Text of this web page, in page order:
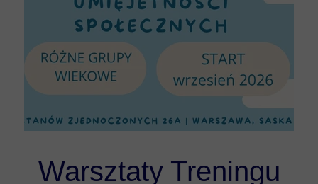
Warsztaty Treningu